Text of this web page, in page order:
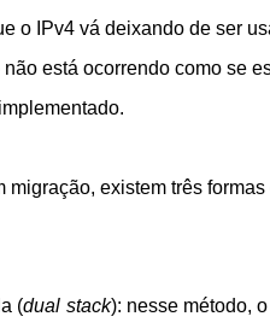
o IPv4 vá deixando de ser
não está ocorrendo como se
migração, existem três
(dual stack): nesse método,